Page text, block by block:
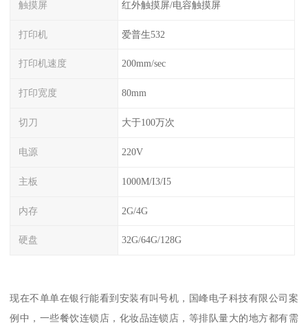
触摸屏 红外触摸屏/电容触摸屏
打印机 爱普生532
打印机速度 200mm/sec
打印宽度 80mm
切刀 大于100万次
电源 220V
主板 1000M/I3/I5
内存 2G/4G
硬盘 32G/64G/128G
现在不单单在银行能看到安装有叫号机，国峰电子科技有限公司案
例中，一些餐饮连锁店，化妆品连锁店，等排队量大的地方都有需